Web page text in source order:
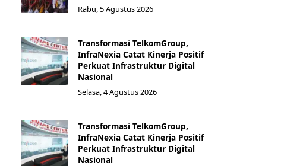
Rabu, 5 Agustus 2026
Transformasi TelkomGroup,
InfraNexia Catat Kinerja Positif
Perkuat Infrastruktur Digital
Nasional
Selasa, 4 Agustus 2026
Transformasi TelkomGroup,
InfraNexia Catat Kinerja Positif
Perkuat Infrastruktur Digital
Nasional